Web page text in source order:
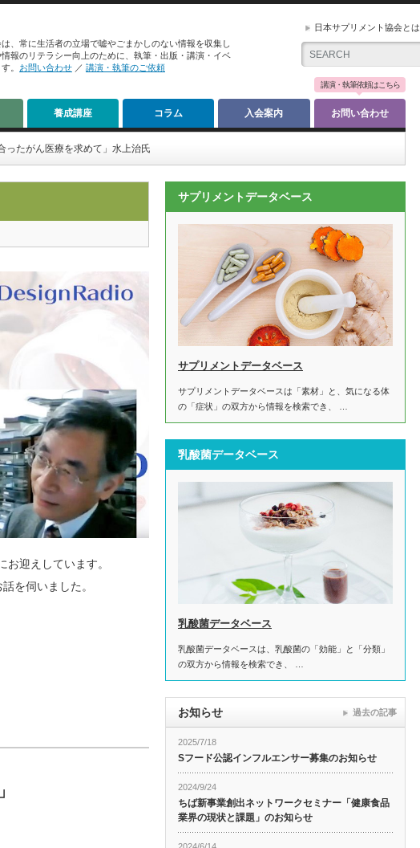
日本サプリメント協会とは
、常に生活者の立場で嘘やごまかしのない情報を収集し
報のリテラシー向上のために、執筆・出版・講演・イベ
。 お問い合わせ ／ 講演・執筆のご依頼
講演・執筆依頼はこちら
養成講座 コラム 入会案内 お問い合わせ
ったがん医療を求めて」水上治氏
迎えしています。
を伺いました。
サプリメントデータベース
サプリメントデータベース
サプリメントデータベースは「素材」と、気になる体
の「症状」の双方から情報を検索でき、 …
乳酸菌データベース
乳酸菌データベース
乳酸菌データベースは、乳酸菌の「効能」と「分類」
の双方から情報を検索でき、 …
お知らせ
2025/7/18
Sフード公認インフルエンサー募集のお知らせ
2024/9/24
ちば新事業創出ネットワークセミナー「健康食品
業界の現状と課題」のお知らせ
過去の記事